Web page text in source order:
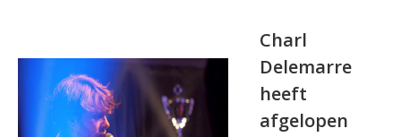
Charl
Delemarre
heeft
afgelopen